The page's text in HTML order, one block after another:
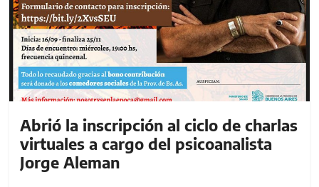
Abrió la inscripción al ciclo de charlas
virtuales a cargo del psicoanalista
Jorge Aleman